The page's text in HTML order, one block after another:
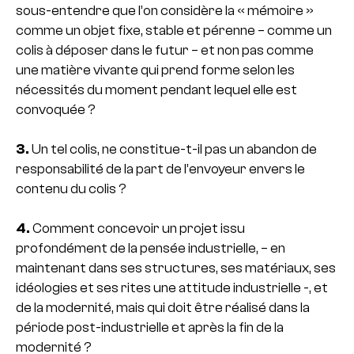
sous-entendre que l’on considère la « mémoire »
comme un objet fixe, stable et pérenne – comme un
colis à déposer dans le futur – et non pas comme
une matière vivante qui prend forme selon les
nécessités du moment pendant lequel elle est
convoquée ?
3. Un tel colis, ne constitue-t-il pas un abandon de
responsabilité de la part de l’envoyeur envers le
contenu du colis ?
4. Comment concevoir un projet issu
profondément de la pensée industrielle, – en
maintenant dans ses structures, ses matériaux, ses
idéologies et ses rites une attitude industrielle -, et
de la modernité, mais qui doit être réalisé dans la
période post-industrielle et après la fin de la
modernité ?